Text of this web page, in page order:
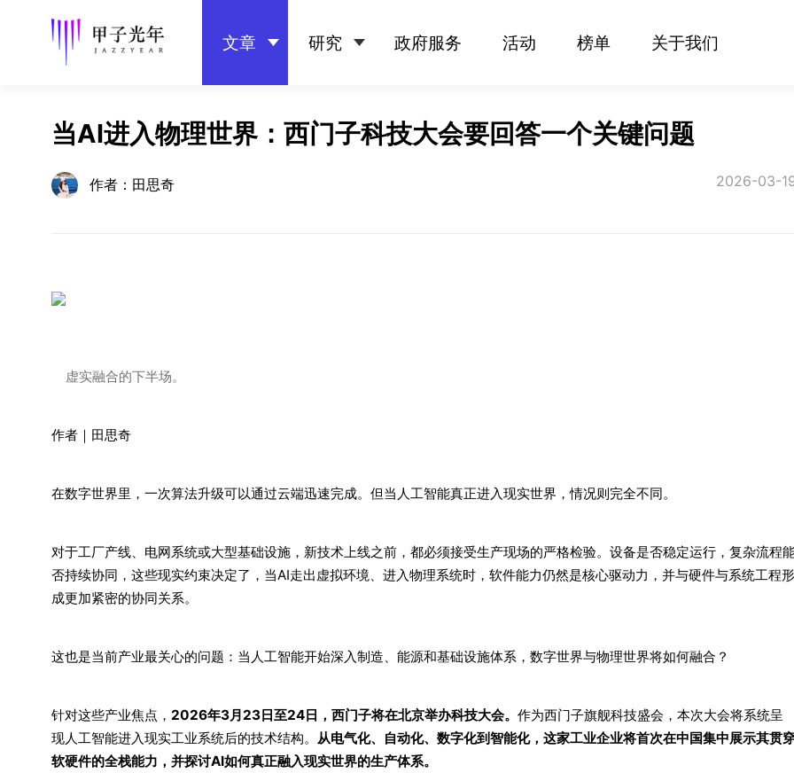
文章 研究 政府服务 活动 榜单 关于我们
当AI进入物理世界：西门子科技大会要回答一个关键问题
作者：田思奇 2026-03-
虚实融合的下半场。
作者｜田思奇
在数字世界里，一次算法升级可以通过云端迅速完成。但当人工智能真正进入现实世界，情况则完全不同。
对于工厂产线、电网系统或大型基础设施，新技术上线之前，都必须接受生产现场的严格检验。设备是否稳定运行，复杂流程
否持续协同，这些现实约束决定了，当AI走出虚拟环境、进入物理系统时，软件能力仍然是核心驱动力，并与硬件与系统工程形
成更加紧密的协同关系。
这也是当前产业最关心的问题：当人工智能开始深入制造、能源和基础设施体系，数字世界与物理世界将如何融合？
针对这些产业焦点， 2026年3月23日至24日，西门子将在北京举办科技大会。 作为西门子旗舰科技盛会，本次大会将系统呈
现人工智能进入现实工业系统后的技术结构。 从电气化、自动化、数字化到智能化，这家工业企业将首次在中国集中展示其贯
软硬件的全栈能力，并探讨AI如何真正融入现实世界的生产体系。